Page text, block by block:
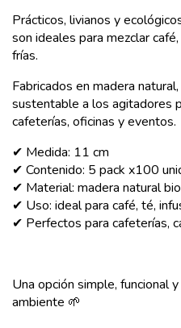
Prácticos, livianos y
son ideales para mezclar
frías.
Fabricados en madera
sustentable a los agitadores
cafeterías, oficinas y eventos.
✔ Medida: 11 cm
✔ Contenido: 5 pack x100
✔ Material: madera natural
✔ Uso: ideal para café, té,
✔ Perfectos para cafeterías,
Una opción simple, funcional
ambiente 🌱